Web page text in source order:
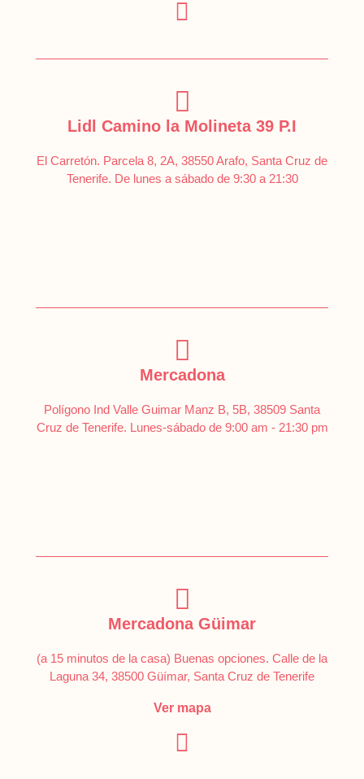
Lidl Camino la Molineta 39 P.I
El Carretón. Parcela 8, 2A, 38550 Arafo, Santa Cruz de
Tenerife. De lunes a sábado de 9:30 a 21:30
Mercadona
Polígono Ind Valle Guimar Manz B, 5B, 38509 Santa
Cruz de Tenerife. Lunes-sábado de 9:00 am - 21:30 pm
Mercadona Güimar
(a 15 minutos de la casa) Buenas opciones. Calle de la
Laguna 34, 38500 Güímar, Santa Cruz de Tenerife
Ver mapa